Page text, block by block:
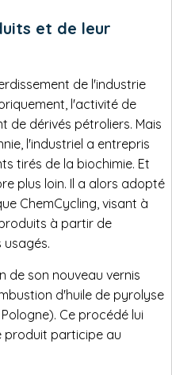
et de leur
de l'industrie
l'activité de
de dérivés pétroliers. Mais
l'industriel a entrepris
tirés de la biochimie. Et
plus loin. Il a alors adopté
ChemCycling, visant à
à partir de
de son nouveau vernis
d'huile de pyrolyse
Ce procédé lui
produit participe au